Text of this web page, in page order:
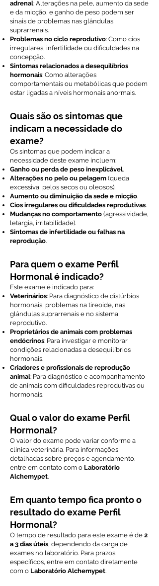
adrenal: Alterações na pele, aumento da sede
e da micção, e ganho de peso podem ser
sinais de problemas nas glândulas
suprarrenais.
Problemas no ciclo reprodutivo: Como cios
irregulares, infertilidade ou dificuldades na
concepção.
Sintomas relacionados a desequilíbrios
hormonais: Como alterações
comportamentais ou metabólicas que podem
estar ligadas a níveis hormonais anormais.
Quais são os sintomas que
indicam a necessidade do
exame?
Os sintomas que podem indicar a
necessidade deste exame incluem:
Ganho ou perda de peso inexplicável.
Alterações no pelo ou pelagem (queda
excessiva, pelos secos ou oleosos).
Aumento ou diminuição da sede e micção.
Cios irregulares ou dificuldades reprodutivas.
Mudanças no comportamento (agressividade,
letargia, irritabilidade).
Sintomas de infertilidade ou falhas na
reprodução.
Para quem o exame Perfil
Hormonal é indicado?
Este exame é indicado para:
Veterinários: Para diagnóstico de distúrbios
hormonais, problemas na tireoide, nas
glândulas suprarrenais e no sistema
reprodutivo.
Proprietários de animais com problemas
endócrinos: Para investigar e monitorar
condições relacionadas a desequilíbrios
hormonais.
Criadores e profissionais de reprodução
animal: Para diagnóstico e acompanhamento
de animais com dificuldades reprodutivas ou
hormonais.
Qual o valor do exame Perfil
Hormonal?
O valor do exame pode variar conforme a
clínica veterinária. Para informações
detalhadas sobre preços e agendamento,
entre em contato com o Laboratório
Alchemypet.
Em quanto tempo fica pronto o
resultado do exame Perfil
Hormonal?
O tempo de resultado para este exame é de 2
a 3 dias úteis, dependendo da carga de
exames no laboratório. Para prazos
específicos, entre em contato diretamente
com o Laboratório Alchemypet.